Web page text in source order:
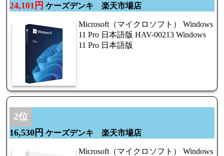
24,101円 ケーズデンキ 楽天市場店
Microsoft（マイクロソフト） Windows
11 Pro 日本語版 HAV-00213 Windows
11 Pro 日本語版
2位
16,530円 ケーズデンキ 楽天市場店
Microsoft（マイクロソフト） Windows